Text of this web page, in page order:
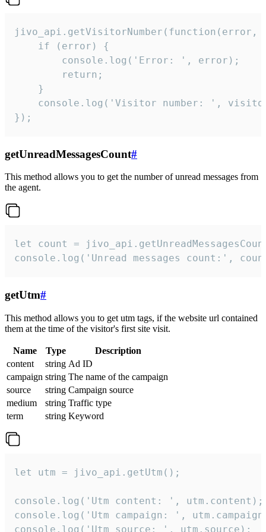
jivo_api.getVisitorNumber(function(error,
    if (error) {
        console.log('Error: ', error);
        return;
    }
console.log('Visitor number: ',
});
getUnreadMessagesCount#
This method allows you to get the number of unread messages from
the agent.
let count =
console.log('Unread messages count:',
getUtm#
This method allows you to get utm tags, if the website url contained
them at the time of the visitor's first site visit.
Name Type
Description
content
string Ad ID
campaign string The name of the campaign
source
string Campaign source
medium
string Traffic type
term
string Keyword
let utm = jivo_api.getUtm();
console.log('Utm content: ', utm.content);
console.log('Utm campaign: ',
console.log('Utm source: ', utm.source);